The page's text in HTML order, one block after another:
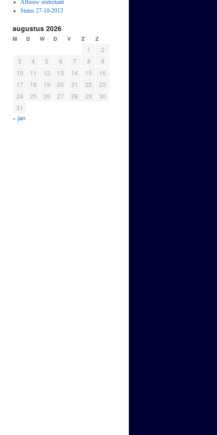
Afbouw onderkant
Status 27-10-2013
augustus 2026
M D W D V Z Z
« jan
1
2
3
4 5 6 7 8
9
10
11 12 13 14 15
16
17
18 19 20 21 22
23
24
25 26 27 28 29
30
31